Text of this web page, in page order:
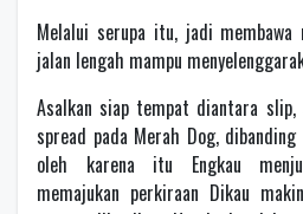
Melalui serupa itu, jadi membawa
jalan lengah mampu
Asalkan siap tempat diantara slip,
spread pada Merah Dog,
oleh karena itu Engkau
memajukan perkiraan Dikau